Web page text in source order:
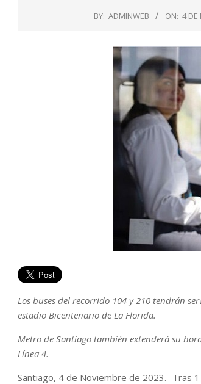
BY: ADMINWEB ON: 4 DE
Los buses del recorrido 104 y 210 tendrán
estadio Bicentenario de La Florida.
Metro de Santiago también extenderá su
Línea 4.
Santiago, 4 de Noviembre de 2023.- Tras